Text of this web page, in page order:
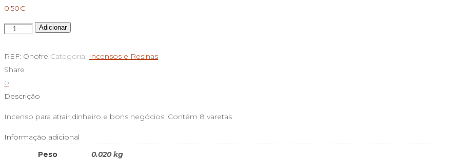
0.50€
Quantidade
Incenso
Santo
Onofre
Adicionar
REF: Onofre Categoria: Incensos e Resinas
Share
0
Descrição
Incenso para atrair dinheiro e bons negócios. Contém 8 varetas
Informação adicional
Peso
0.020 kg